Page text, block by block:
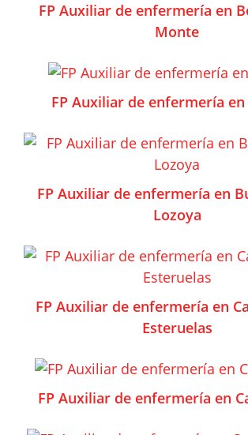
FP Auxiliar de enfermería en
Monte
FP Auxiliar de enfermería
FP Auxiliar de enfermería en
Lozoya
FP Auxiliar de enfermería en
Esteruelas
FP Auxiliar de enfermería en